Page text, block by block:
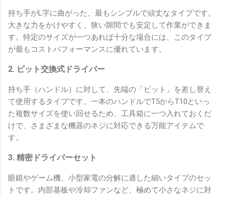
持ち手がL字に曲がった、最もシンプルで頑丈なタイプです。
大きな力をかけやすく、狭い隙間でも安定して作業ができま
す。特定のサイズが一つあれば十分な場合には、このタイプ
が最もコストパフォーマンスに優れています。
2. ビット交換式ドライバー
持ち手（ハンドル）に対して、先端の「ビット」を差し替え
て使用するタイプです。一本のハンドルでT5からT10といっ
た複数サイズを使い回せるため、工具箱に一つ入れておくだ
けで、さまざまな機器のネジに対応できる万能アイテムで
す。
3. 精密ドライバーセット
眼鏡やゲーム機、小型家電の分解に適した細いタイプのセッ
トです。内部基板や冷却ファンなど、極めて小さなネジに対